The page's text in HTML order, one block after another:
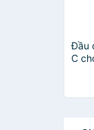
Đầu
C
hỗ
màu